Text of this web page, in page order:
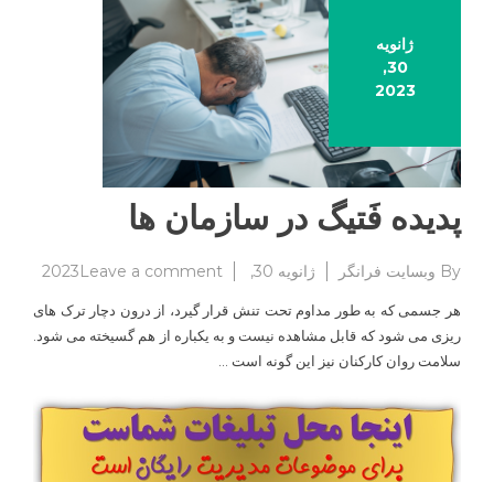
ژانویه
30,
2023
پدیده فَتیگ در سازمان ها
By وبسایت فرانگر ژانویه 30, 2023 Leave a comment
on
فَتیگ
در
هر جسمی که به طور مداوم تحت تنش قرار گیرد، از درون دچار ترک های
ریزی می شود که قابل مشاهده نیست و به یکباره از هم گسیخته می شود.
سلامت روان کارکنان نیز این گونه است …